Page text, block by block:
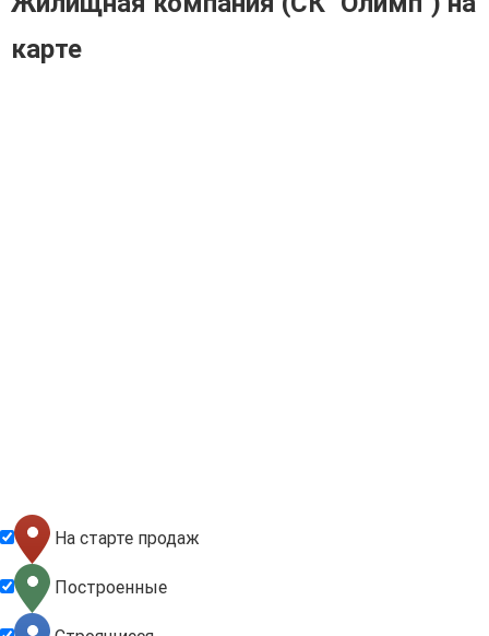
карте
На старте продаж
Построенные